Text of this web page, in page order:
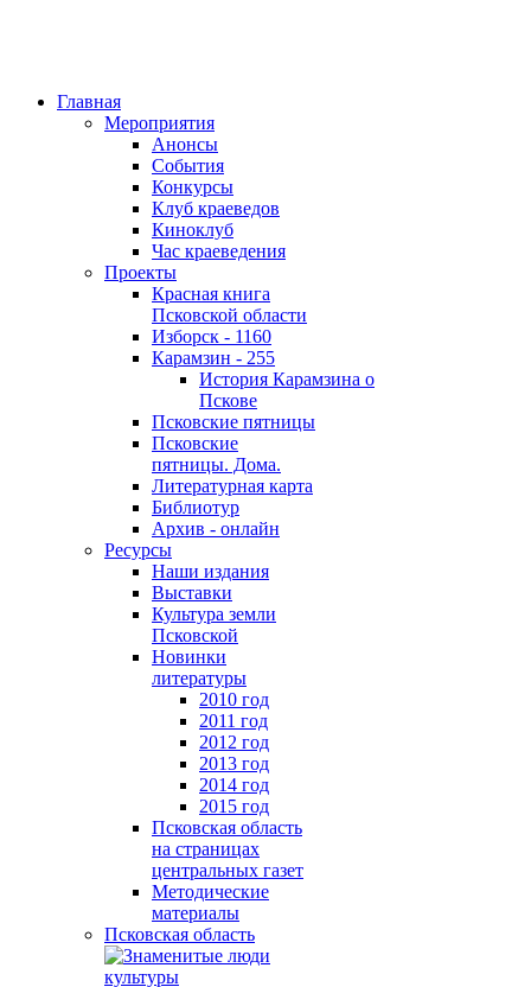
Главная
Мероприятия
Анонсы
События
Конкурсы
Клуб краеведов
Киноклуб
Час краеведения
Проекты
Красная книга
Псковской области
Изборск - 1160
Карамзин - 255
История Карамзина о
Пскове
Псковские пятницы
Псковские
пятницы. Дома.
Литературная карта
Библиотур
Архив - онлайн
Ресурсы
Наши издания
Выставки
Культура земли
Псковской
Новинки
литературы
2010 год
2011 год
2012 год
2013 год
2014 год
2015 год
Псковская область
на страницах
центральных газет
Методические
материалы
Псковская область